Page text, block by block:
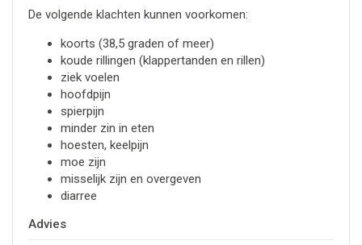
De volgende klachten kunnen voorkomen:
koorts (38,5 graden of meer)
koude rillingen (klappertanden en rillen)
ziek voelen
hoofdpijn
spierpijn
minder zin in eten
hoesten, keelpijn
moe zijn
misselijk zijn en overgeven
diarree
Advies